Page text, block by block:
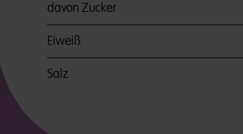
davon Zucker
Eiweiß
Salz